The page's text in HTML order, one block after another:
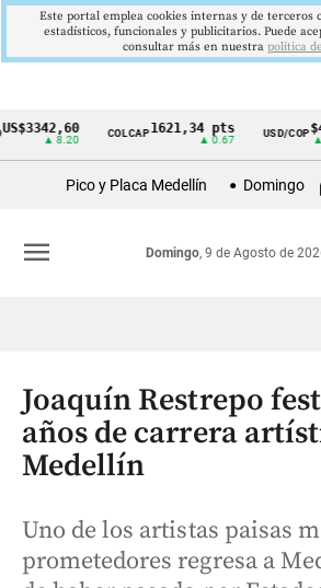
Cintillo
Colombia
COLCAP1621,34 pts USD/COP$4178
▲ 0.42
Pico y Placa Medellín Domingo
Domingo, 9 de Agosto de
menu
Joaquín Restrepo
años de carrera
Medellín
Uno de los artistas paisas
prometedores regresa a
Este portal emplea cookies internas y de terceros
estadísticos, funcionales y publicitarios. Puede
consultar más en nuestra politica